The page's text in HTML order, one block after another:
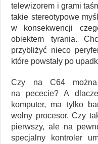
telewizorem i grami
takie stereotypowe
w konsekwencji
obiektem tyrania.
przybliżyć nieco
które powstały po
Czy na C64
na pececie? A
komputer, ma tylko
wolny procesor. Czy
pierwszy, ale na
specjalny kontroler